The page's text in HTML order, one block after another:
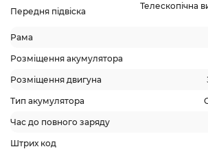
Передня підвіска
Телескопічна
Рама
Розміщення акумулятора
Розміщення двигуна
Тип акумулятора
Час до повного заряду
Штрих код